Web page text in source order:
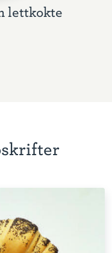
lettkokte